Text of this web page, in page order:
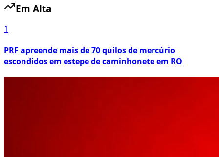
Em Alta
1
PRF apreende mais de 70 quilos de mercúrio
escondidos em estepe de caminhonete em RO